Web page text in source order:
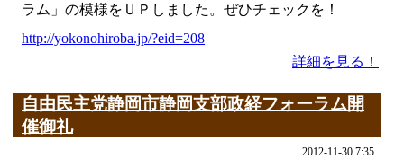
ラム」の模様をＵＰしました。ぜひチェックを！
http://yokonohiroba.jp/?eid=208
詳細を見る！
自由民主党静岡市静岡支部政経フォーラム開
催御礼
2012-11-30 7:35